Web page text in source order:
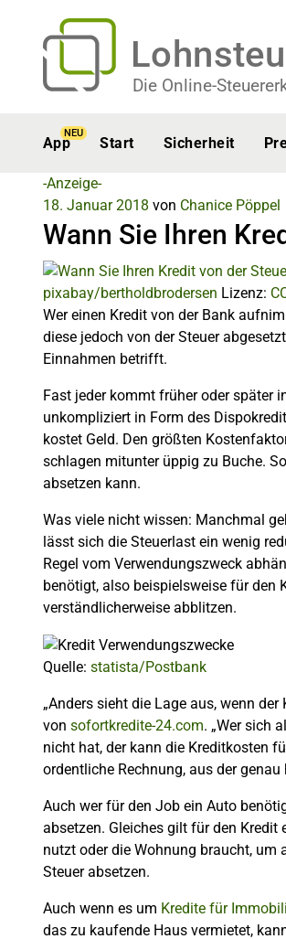
Die Online-
App
NEU
Start Sicherheit
-Anzeige-
18. Januar 2018 von Chanice Pöppel
Wann Sie Ihren
pixabay/bertholdbrodersen Lizenz:
Wer einen Kredit von der Bank
diese jedoch von der Steuer
Einnahmen betrifft.
Fast jeder kommt früher oder später
unkompliziert in Form des
kostet Geld. Den größten
schlagen mitunter üppig zu Buche.
absetzen kann.
Was viele nicht wissen: Manchmal
lässt sich die Steuerlast ein wenig
Regel vom Verwendungszweck
benötigt, also beispielsweise für den
verständlicherweise abblitzen.
Quelle: statista/Postbank
„Anders sieht die Lage aus, wenn
von sofortkredite-24.com. „Wer sich
nicht hat, der kann die Kreditkosten
ordentliche Rechnung, aus der
Auch wer für den Job ein Auto
absetzen. Gleiches gilt für den
nutzt oder die Wohnung braucht, um
Steuer absetzen.
Auch wenn es um Kredite für
das zu kaufende Haus vermietet,